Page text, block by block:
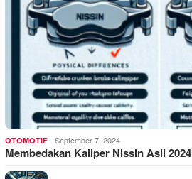
OTOMOTIF September 7, 2024
Membedakan Kaliper Nissin Asli 2024